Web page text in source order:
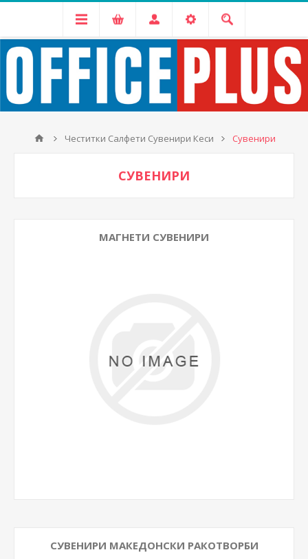
Честитки Салфети Сувенири Кеси Сувенири
СУВЕНИРИ
МАГНЕТИ СУВЕНИРИ
СУВЕНИРИ МАКЕДОНСКИ РАКОТВОРБИ